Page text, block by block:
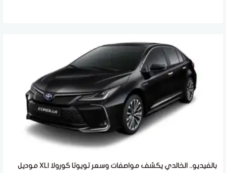
بالفيديو.. الخالدي يكشف مواصفات وسعر تويوتا كورولا XLI موديل